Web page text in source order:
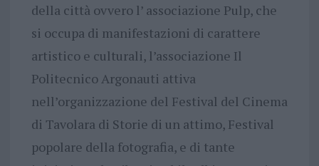
della città ovvero l’ associazione Pulp, che
si occupa di manifestazioni di carattere
artistico e culturali, l’associazione Il
Politecnico Argonauti attiva
nell’organizzazione del Festival del Cinema
di Tavolara di Storie di un attimo, Festival
popolare della fotografia, e di tante